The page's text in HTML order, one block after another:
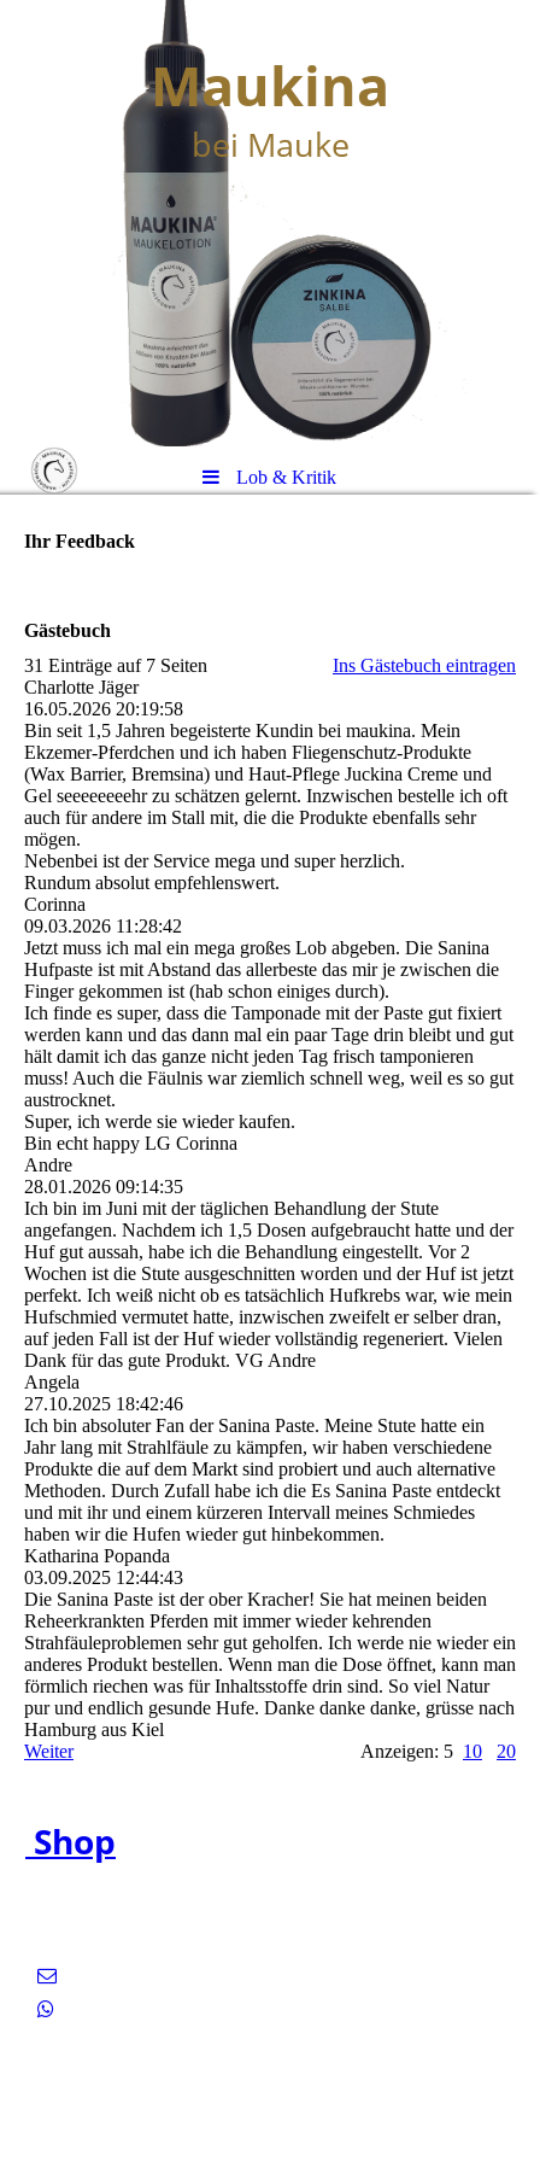
Maukina
bei Mauke
Lob & Kritik
Ihr Feedback
Gästebuch
31 Einträge auf 7 Seiten
Ins Gästebuch eintragen
Charlotte Jäger
16.05.2026 20:19:58
Bin seit 1,5 Jahren begeisterte Kundin bei maukina. Mein
Ekzemer-Pferdchen und ich haben Fliegenschutz-Produkte
(Wax Barrier, Bremsina) und Haut-Pflege Juckina Creme und
Gel seeeeeeeehr zu schätzen gelernt. Inzwischen bestelle ich oft
auch für andere im Stall mit, die die Produkte ebenfalls sehr
mögen.
Nebenbei ist der Service mega und super herzlich.
Rundum absolut empfehlenswert.
Corinna
09.03.2026 11:28:42
Jetzt muss ich mal ein mega großes Lob abgeben. Die Sanina
Hufpaste ist mit Abstand das allerbeste das mir je zwischen die
Finger gekommen ist (hab schon einiges durch).
Ich finde es super, dass die Tamponade mit der Paste gut fixiert
werden kann und das dann mal ein paar Tage drin bleibt und gut
hält damit ich das ganze nicht jeden Tag frisch tamponieren
muss! Auch die Fäulnis war ziemlich schnell weg, weil es so gut
austrocknet.
Super, ich werde sie wieder kaufen.
Bin echt happy LG Corinna
Andre
28.01.2026 09:14:35
Ich bin im Juni mit der täglichen Behandlung der Stute
angefangen. Nachdem ich 1,5 Dosen aufgebraucht hatte und der
Huf gut aussah, habe ich die Behandlung eingestellt. Vor 2
Wochen ist die Stute ausgeschnitten worden und der Huf ist jetzt
perfekt. Ich weiß nicht ob es tatsächlich Hufkrebs war, wie mein
Hufschmied vermutet hatte, inzwischen zweifelt er selber dran,
auf jeden Fall ist der Huf wieder vollständig regeneriert. Vielen
Dank für das gute Produkt. VG Andre
Angela
27.10.2025 18:42:46
Ich bin absoluter Fan der Sanina Paste. Meine Stute hatte ein
Jahr lang mit Strahlfäule zu kämpfen, wir haben verschiedene
Produkte die auf dem Markt sind probiert und auch alternative
Methoden. Durch Zufall habe ich die Es Sanina Paste entdeckt
und mit ihr und einem kürzeren Intervall meines Schmiedes
haben wir die Hufen wieder gut hinbekommen.
Katharina Popanda
03.09.2025 12:44:43
Die Sanina Paste ist der ober Kracher! Sie hat meinen beiden
Reheerkrankten Pferden mit immer wieder kehrenden
Strahfäuleproblemen sehr gut geholfen. Ich werde nie wieder ein
anderes Produkt bestellen. Wenn man die Dose öffnet, kann man
förmlich riechen was für Inhaltsstoffe drin sind. So viel Natur
pur und endlich gesunde Hufe. Danke danke danke, grüsse nach
Hamburg aus Kiel
Weiter
Anzeigen: 5 10 20
Shop